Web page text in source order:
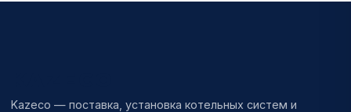
Kazeco — поставка, установка котельных систем и